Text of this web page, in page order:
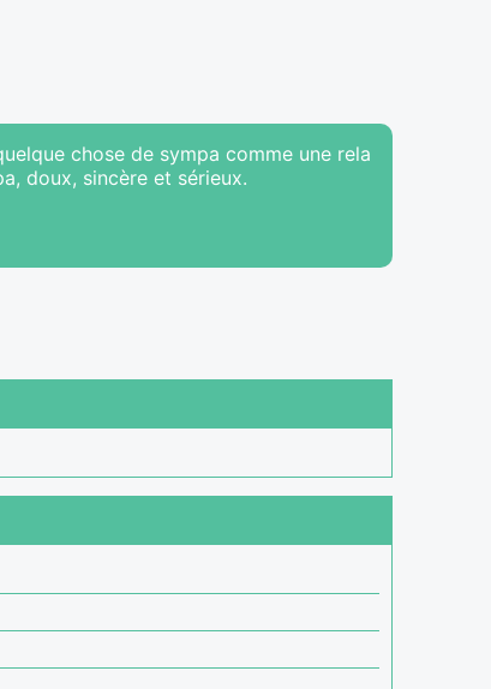
chose de sympa comme une rela
doux, sincère et sérieux.